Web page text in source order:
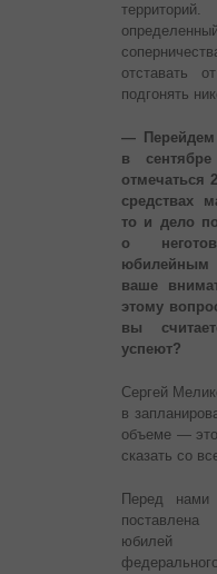
отставать
подгонять
— Перейдем
в
отмечаться
средствах
то и дело
о
ваше
этому
вы
успеют?
Сергей
в
объеме —
сказать со
Перед нами
поставлена
юбилей